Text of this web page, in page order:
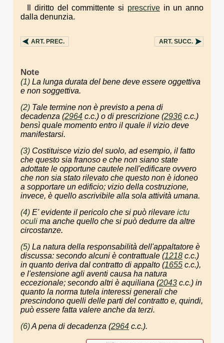
Il diritto del committente si prescrivein un anno
dalla denunzia.
ART. PREC. ART. SUCC.
Note
(1) La lunga durata del bene deve essere oggettiva
e non soggettiva.
(2) Tale termine non è previsto a pena di
decadenza (2964 c.c.) o di prescrizione (2936 c.c.)
bensì quale momento entro il quale il vizio deve
manifestarsi.
(3) Costituisce vizio del suolo, ad esempio, il fatto
che questo sia franoso e che non siano state
adottate le opportune cautele nell'edificare ovvero
che non sia stato rilevato che questo non è idoneo
a sopportare un edificio; vizio della costruzione,
invece, è quello ascrivibile alla sola attività umana.
(4) E' evidente il pericolo che si può rilevare ictu
oculi ma anche quello che si può dedurre da altre
circostanze.
(5) La natura della responsabilità dell'appaltatore è
discussa: secondo alcuni è contrattuale (1218 c.c.)
in quanto deriva dal contratto di appalto (1655 c.c.),
e l'estensione agli aventi causa ha natura
eccezionale; secondo altri è aquiliana (2043 c.c.) in
quanto la norma tutela interessi generali che
prescindono quelli delle parti del contratto e, quindi,
può essere fatta valere anche da terzi.
(6)A pena di decadenza (2964 c.c.).